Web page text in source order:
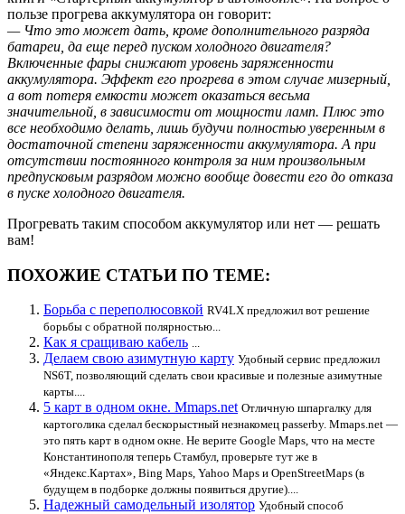
пользе прогрева аккумулятора он говорит:
— Что это может дать, кроме дополнительного разряда
батареи, да еще перед пуском холодного двигателя?
Включенные фары снижают уровень заряженности
аккумулятора. Эффект его прогрева в этом случае мизерный,
а вот потеря емкости может оказаться весьма
значительной, в зависимости от мощности ламп. Плюс это
все необходимо делать, лишь будучи полностью уверенным в
достаточной степени заряженности аккумулятора. А при
отсутствии постоянного контроля за ним произвольным
предпусковым разрядом можно вообще довести его до отказа
в пуске холодного двигателя.
Прогревать таким способом аккумулятор или нет — решать
вам!
ПОХОЖИЕ СТАТЬИ ПО ТЕМЕ:
Борьба с переполюсовкой RV4LX предложил вот решение
борьбы с обратной полярностью...
Как я сращиваю кабель ...
Делаем свою азимутную карту Удобный сервис предложил
NS6T, позволяющий сделать свои красивые и полезные азимутные
карты....
5 карт в одном окне. Mmaps.net Отличную шпаргалку для
картоголика сделал бескорыстный незнакомец passerby. Mmaps.net —
это пять карт в одном окне. Не верите Google Maps, что на месте
Константинополя теперь Стамбул, проверьте тут же в
«Яндекс.Картах», Bing Maps, Yahoo Maps и OpenStreetMaps (в
будущем в подборке должны появиться другие)....
Надежный самодельный изолятор Удобный способ